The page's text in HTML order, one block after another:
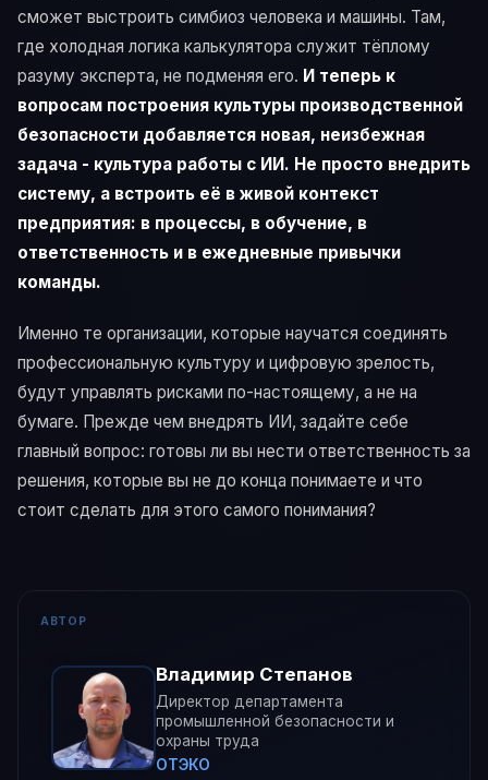
сможет выстроить симбиоз человека и машины. Там,
где холодная логика калькулятора служит тёплому
разуму эксперта, не подменяя его. И теперь к
вопросам построения культуры производственной
безопасности добавляется новая, неизбежная
задача - культура работы с ИИ. Не просто внедрить
систему, а встроить её в живой контекст
предприятия: в процессы, в обучение, в
ответственность и в ежедневные привычки
команды.
Именно те организации, которые научатся соединять
профессиональную культуру и цифровую зрелость,
будут управлять рисками по-настоящему, а не на
бумаге. Прежде чем внедрять ИИ, задайте себе
главный вопрос: готовы ли вы нести ответственность за
решения, которые вы не до конца понимаете и что
стоит сделать для этого самого понимания?
АВТОР
Владимир Степанов
Директор департамента
промышленной безопасности и
охраны труда
ОТЭКО